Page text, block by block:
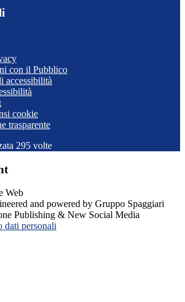
con il Pubblico
accessibilità
cookie
trasparente
295 volte
and powered by Gruppo Spaggiari
Publishing & New Social Media
dati personali